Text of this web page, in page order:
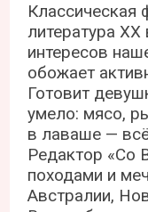
Классическая
литература
интересов
обожает
Готовит
умело: мясо,
в лаваше —
Редактор «Со
походами и
Австралии,